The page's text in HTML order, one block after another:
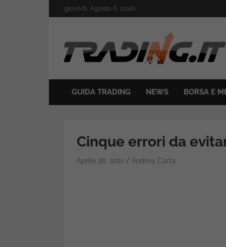
to
giovedì, Agosto 6, 2026
Trading.it
GUIDA TRADING NEWS BORSA E
Cinque errori da
Aprile 28, 2021 Andrea Carta